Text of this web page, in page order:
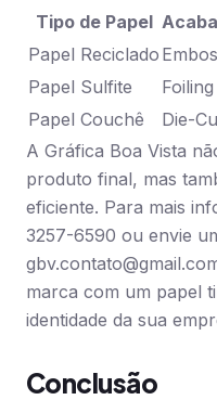
Tipo de Papel
Papel Reciclado
Papel Sulfite
Foiling
Papel Couchê
Die-
A Gráfica Boa Vista
produto final, mas
eficiente. Para mais
3257-6590 ou envie
marca com um papel
identidade da sua
Conclusão